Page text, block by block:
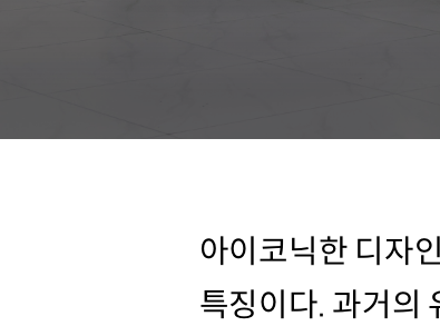
아이코닉한 디자
특징이다. 과거의